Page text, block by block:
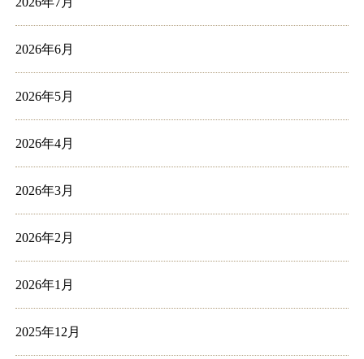
2026年6月
2026年5月
2026年4月
2026年3月
2026年2月
2026年1月
2025年12月